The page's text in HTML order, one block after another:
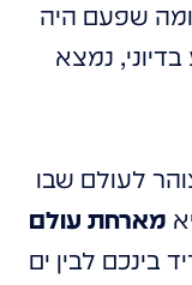
שפעם היה
נמצא
לעולם שבו
מארחת עולם
בינכם לבין ים